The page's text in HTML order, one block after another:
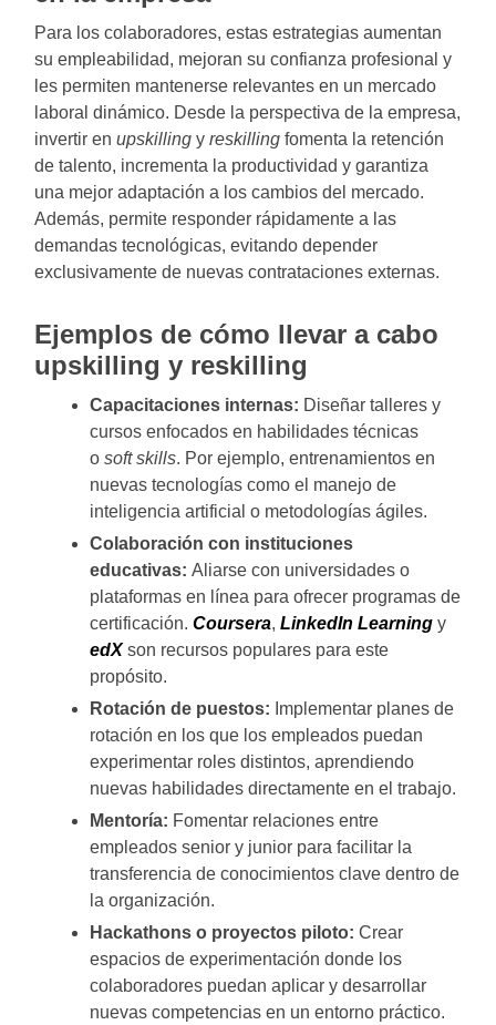
Para los colaboradores, estas estrategias aumentan
su empleabilidad, mejoran su confianza profesional y
les permiten mantenerse relevantes en un mercado
laboral dinámico. Desde la perspectiva de la empresa,
invertir enupskilling yreskilling fomenta la retención
de talento, incrementa la productividad y garantiza
una mejor adaptación a los cambios del mercado.
Además, permite responder rápidamente a las
demandas tecnológicas, evitando depender
exclusivamente de nuevas contrataciones externas.
Ejemplos de cómo llevar a cabo
upskilling y reskilling
Capacitaciones internas: Diseñar talleres y
cursos enfocados en habilidades técnicas
osoft skills. Por ejemplo, entrenamientos en
nuevas tecnologías como el manejo de
inteligencia artificial o metodologías ágiles.
Colaboración con instituciones
educativas: Aliarse con universidades o
plataformas en línea para ofrecer programas de
certificación.Coursera,LinkedIn Learning y
edXson recursos populares para este
propósito.
Rotación de puestos: Implementar planes de
rotación en los que los empleados puedan
experimentar roles distintos, aprendiendo
nuevas habilidades directamente en el trabajo.
Mentoría: Fomentar relaciones entre
empleados senior y junior para facilitar la
transferencia de conocimientos clave dentro de
la organización.
Hackathons o proyectos piloto: Crear
espacios de experimentación donde los
colaboradores puedan aplicar y desarrollar
nuevas competencias en un entorno práctico.